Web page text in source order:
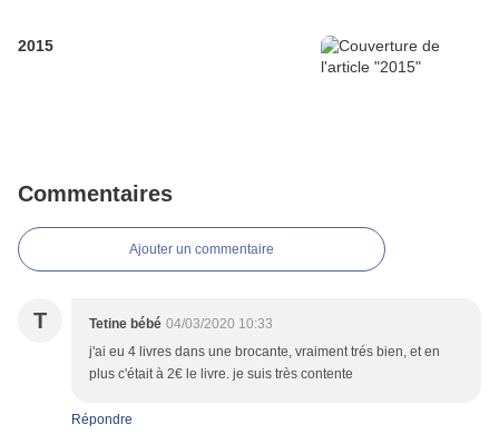
2015
Commentaires
Ajouter un commentaire
T Tetine bébé 04/03/2020 10:33
j'ai eu 4 livres dans une brocante, vraiment trés bien, et en
plus c'était à 2€ le livre. je suis très contente
Répondre